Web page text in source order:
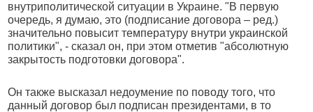
внутриполитической ситуации в Украине. "В первую
очередь, я думаю, это (подписание договора – ред.)
значительно повысит температуру внутри украинской
политики", - сказал он, при этом отметив "абсолютную
закрытость подготовки договора".
Он также высказал недоумение по поводу того, что
данный договор был подписан президентами, в то